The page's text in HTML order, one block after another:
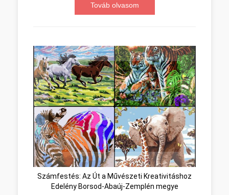
Továb olvasom
Számfestés: Az Út a Művészeti Kreativitáshoz
Edelény Borsod-Abaúj-Zemplén megye